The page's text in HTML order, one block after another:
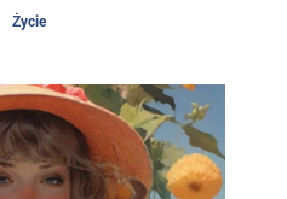
Życie